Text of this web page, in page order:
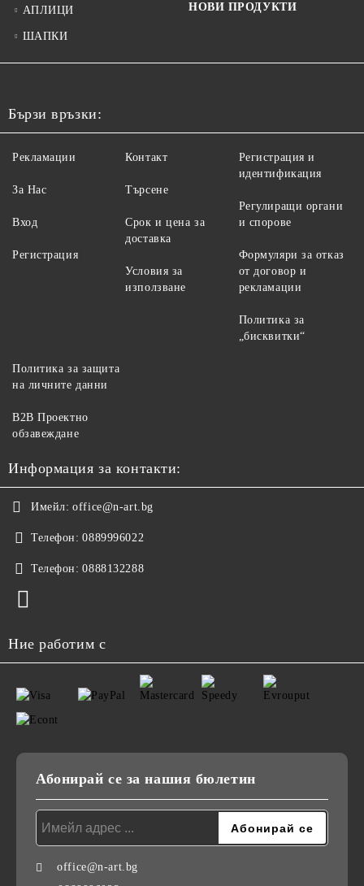
АПЛИЦИ
ШАПКИ
НОВИ ПРОДУКТИ
Бързи връзки:
Рекламации
За Нас
Вход
Регистрация
Контакт
Търсене
Срок и цена за
доставка
Условия за
използване
Регистрация и
идентификация
Регулиращи органи
и спорове
Формуляри за отказ
от договор и
рекламации
Политика за
„бисквитки“
Политика за защита
на личните данни
B2B Проектно
обзавеждане
Информация за контакти:
Имейл: office@n-art.bg
Телефон: 0889996022
Телефон: 0888132288
Ние работим с
Абонирай се за нашия бюлетин
office@n-art.bg